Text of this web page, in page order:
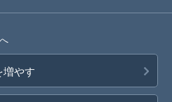
増やす